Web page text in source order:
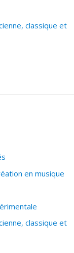
classique et
en musique
classique et